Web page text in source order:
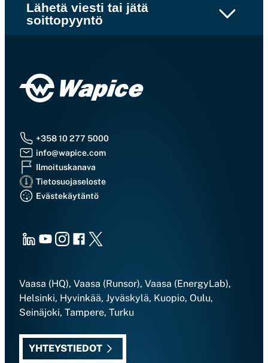
Lähetä viesti tai jätä
soittopyyntö
+358 10 277 5000
info@wapice.com
Ilmoituskanava
Tietosuojaseloste
Evästekäytäntö
LinkedInYoutubeInstagram
Facebook
X
Vaasa (HQ), Vaasa (Runsor), Vaasa (EnergyLab),
Helsinki, Hyvinkää, Jyväskylä, Kuopio, Oulu,
Seinäjoki, Tampere, Turku
YHTEYSTIEDOT